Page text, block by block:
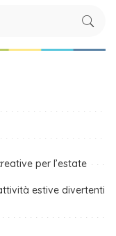
per l’estate
estive divertenti